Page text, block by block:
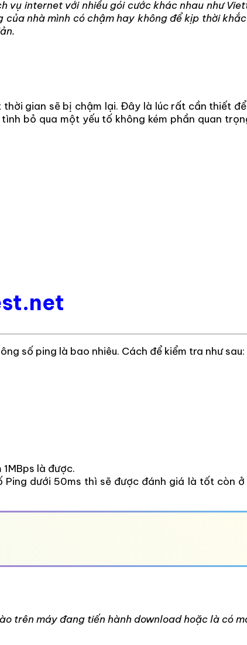
internet với nhiều gói cước khác nhau như
nhà mình có chậm hay không để kịp thời
gian sẽ bị chậm lại. Đây là lúc rất cần thiết
bỏ qua một yếu tố không kém phần quan
số ping là bao nhiêu. Cách để kiểm tra như sau:
là được.
dưới 50ms thì sẽ được đánh giá là tốt còn
trên máy đang tiến hành download hoặc là có